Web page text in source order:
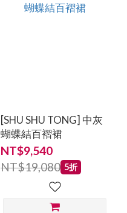
[SHU SHU TONG] 中灰
蝴蝶結百褶裙
NT$9,540
NT$19,080 5折